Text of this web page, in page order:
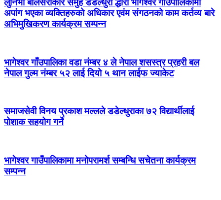
लुनिभा बालसरोकार समुह डडेल्धुरा द्धारा भागेश्वर गाँउपालिकामा
अपांग भएका व्यक्तिहरुको अधिकार एवंम संगठनको काम कर्तव्य बारे
अभिमुखिकरण कार्यक्रम सम्पन्न
भागेश्वर गाँउपालिका वडा नंम्बर ४ ले नेपाल शसस्त्र प्रहरी बल
नेपाल गुल्म नंम्बर ५२ लाई दियो ५ थान लाईफ ज्याकेट
समाजसेवी विनय प्रकाश मल्लले डडेल्धुराका ७२ विद्यार्थीलाई
पोशाक सहयोग गर्ने
भागेश्वर गाउँपालिकामा मनोपरामर्श सम्बन्धि सचेतना कार्यक्रम
सम्पन्न